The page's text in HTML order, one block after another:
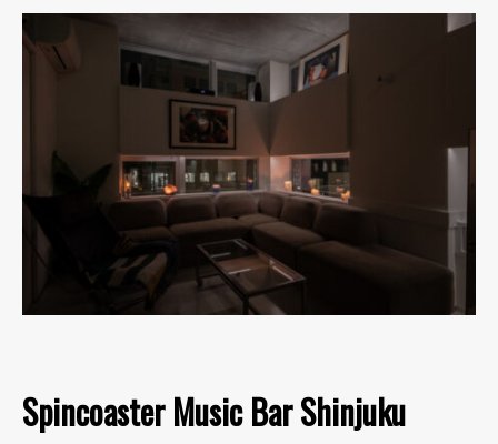
Spincoaster Music Bar Shinjuku